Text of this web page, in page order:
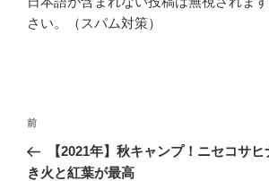
さい。（スパム対策）
投
ナ
前
の
投
前
【2021年】秋キャンプ！ニセコサ
き火と紅葉が最高